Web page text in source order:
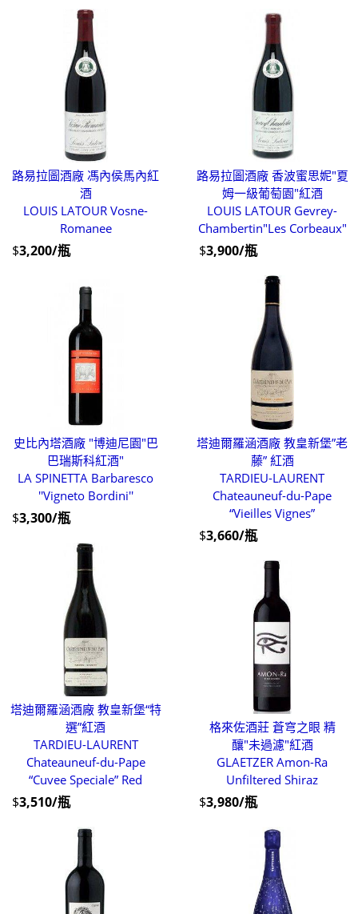
路易拉圖酒廠 馮內侯馬內紅
酒
LOUIS LATOUR Vosne-
Romanee
$3,200/瓶
路易拉圖酒廠 香波蜜思妮"夏
姆一級葡萄園"紅酒
LOUIS LATOUR Gevrey-
Chambertin"Les Corbeaux"
$3,900/瓶
史比內塔酒廠 "博迪尼園"巴
巴瑞斯科紅酒"
LA SPINETTA Barbaresco
''Vigneto Bordini''
$3,300/瓶
塔迪爾羅涵酒廠 教皇新堡”老
藤” 紅酒
TARDIEU-LAURENT
Chateauneuf-du-Pape
“Vieilles Vignes”
$3,660/瓶
塔迪爾羅涵酒廠 教皇新堡“特
選”紅酒
TARDIEU-LAURENT
Chateauneuf-du-Pape
“Cuvee Speciale” Red
$3,510/瓶
格來佐酒莊 蒼穹之眼 精
釀"未過濾"紅酒
GLAETZER Amon-Ra
Unfiltered Shiraz
$3,980/瓶